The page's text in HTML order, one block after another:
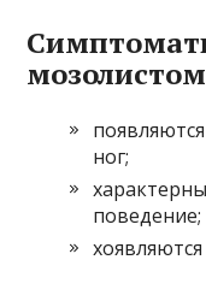
ног;
поведение;